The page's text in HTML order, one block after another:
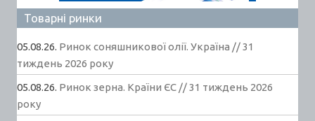
Товарні ринки
05.08.26. Ринок соняшникової олії. Україна // 31
тиждень 2026 року
05.08.26. Ринок зерна. Країни ЄС // 31 тиждень 2026
року